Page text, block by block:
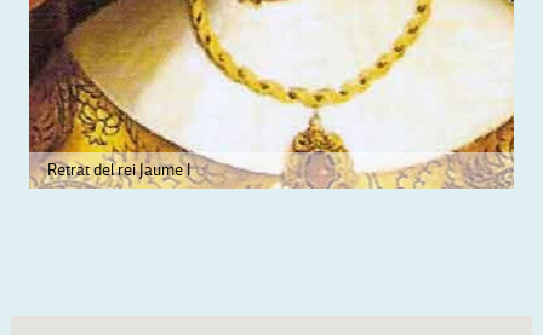
Retrat del rei Jaume I